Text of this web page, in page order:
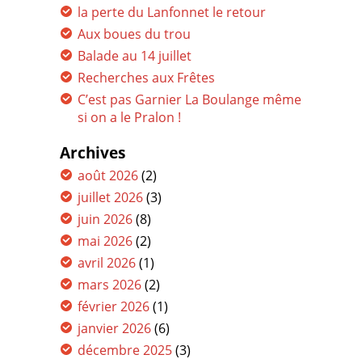
la perte du Lanfonnet le retour
Aux boues du trou
Balade au 14 juillet
Recherches aux Frêtes
C’est pas Garnier La Boulange même
si on a le Pralon !
Archives
août 2026(2)
juillet 2026(3)
juin 2026(8)
mai 2026(2)
avril 2026(1)
mars 2026(2)
février 2026(1)
janvier 2026(6)
décembre 2025(3)